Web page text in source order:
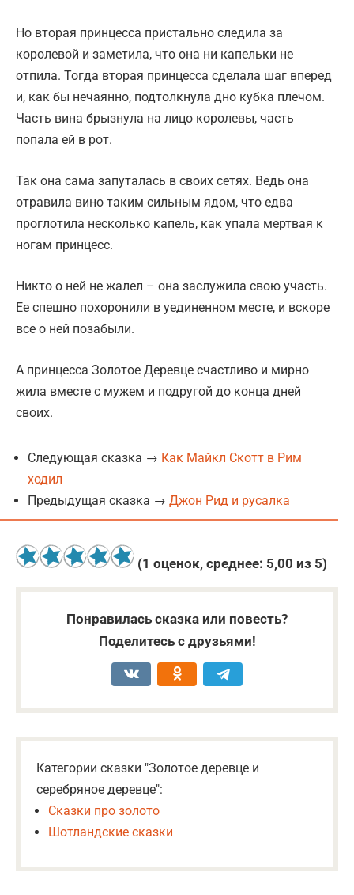
Но вторая принцесса пристально следила за
королевой и заметила, что она ни капельки не
отпила. Тогда вторая принцесса сделала шаг вперед
и, как бы нечаянно, подтолкнула дно кубка плечом.
Часть вина брызнула на лицо королевы, часть
попала ей в рот.
Так она сама запуталась в своих сетях. Ведь она
отравила вино таким сильным ядом, что едва
проглотила несколько капель, как упала мертвая к
ногам принцесс.
Никто о ней не жалел – она заслужила свою участь.
Ее спешно похоронили в уединенном месте, и вскоре
все о ней позабыли.
А принцесса Золотое Деревце счастливо и мирно
жила вместе с мужем и подругой до конца дней
своих.
Следующая сказка → Как Майкл Скотт в Рим
ходил
Предыдущая сказка → Джон Рид и русалка
(1 оценок, среднее: 5,00 из 5)
Понравилась сказка или повесть?
Поделитесь с друзьями!
Категории сказки "Золотое деревце и
серебряное деревце":
Сказки про золото
Шотландские сказки